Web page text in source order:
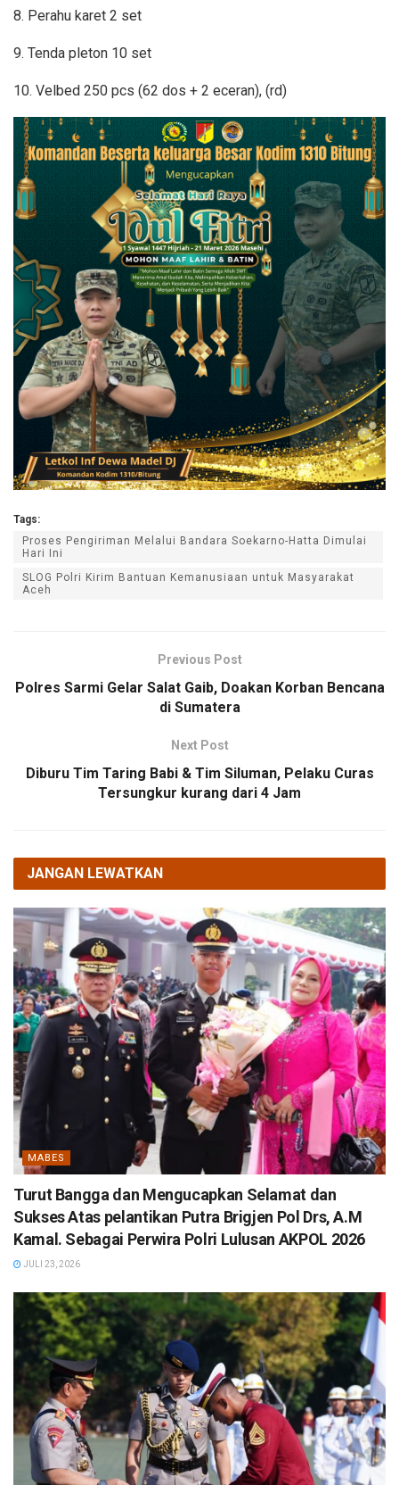
8. Perahu karet 2 set
9. Tenda pleton 10 set
10. Velbed 250 pcs (62 dos + 2 eceran), (rd)
Tags:
Proses Pengiriman Melalui Bandara Soekarno-Hatta Dimulai
Hari Ini
SLOG Polri Kirim Bantuan Kemanusiaan untuk Masyarakat
Aceh
Previous Post
Polres Sarmi Gelar Salat Gaib, Doakan Korban Bencana
di Sumatera
Next Post
Diburu Tim Taring Babi & Tim Siluman, Pelaku Curas
Tersungkur kurang dari 4 Jam
JANGAN LEWATKAN
MABES
Turut Bangga dan Mengucapkan Selamat dan
Sukses Atas pelantikan Putra Brigjen Pol Drs, A.M
Kamal. Sebagai Perwira Polri Lulusan AKPOL 2026
JULI 23, 2026